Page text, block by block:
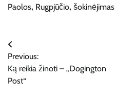
Paolos, Rugpjūčio, šokinėjimas
Navigacija
tarp
įrašų
Previous:
Ką reikia žinoti – „Dogington
Post“